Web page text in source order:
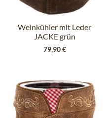
Weinkühler mit Leder
JACKE grün
79,90 €